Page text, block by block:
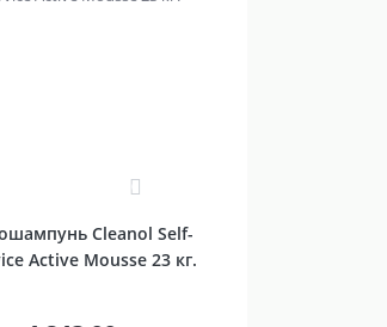
Cleanol Self-
Active Mousse 23 кг.